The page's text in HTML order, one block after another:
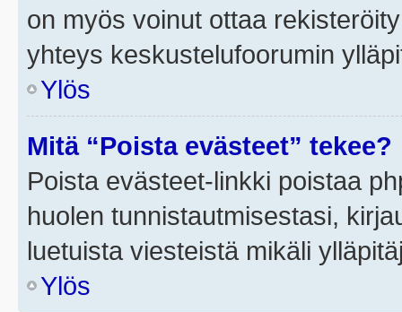
on myös voinut ottaa
yhteys keskustelufoorumin
Ylös
Mitä “Poista evästeet” tekee?
Poista evästeet-linkki poistaa
huolen tunnistautmisestasi,
luetuista viesteistä mikäli
Ylös